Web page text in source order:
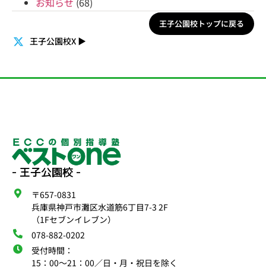
王子公園校トップに戻る
王子公園校X ▶
- 王子公園校 -
〒657-0831
兵庫県神戸市灘区水道筋6丁目7-3 2F
（1Fセブンイレブン）
078-882-0202
受付時間：
15：00〜21：00／日・月・祝日を除く